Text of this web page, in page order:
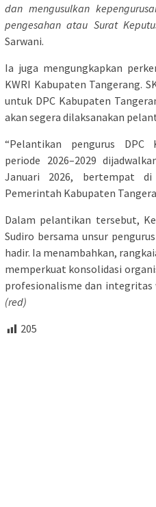
dan mengusulkan
pengesahan atau Surat
Sarwani.
Ia juga mengungkapkan
KWRI Kabupaten Tangerang.
untuk DPC Kabupaten
akan segera dilaksanakan
“Pelantikan pengurus DPC
periode 2026–2029
Januari 2026, bertempat di
Pemerintah Kabupaten
Dalam pelantikan tersebut,
Sudiro bersama unsur
hadir. Ia menambahkan,
memperkuat konsolidasi
profesionalisme dan
(red)
205